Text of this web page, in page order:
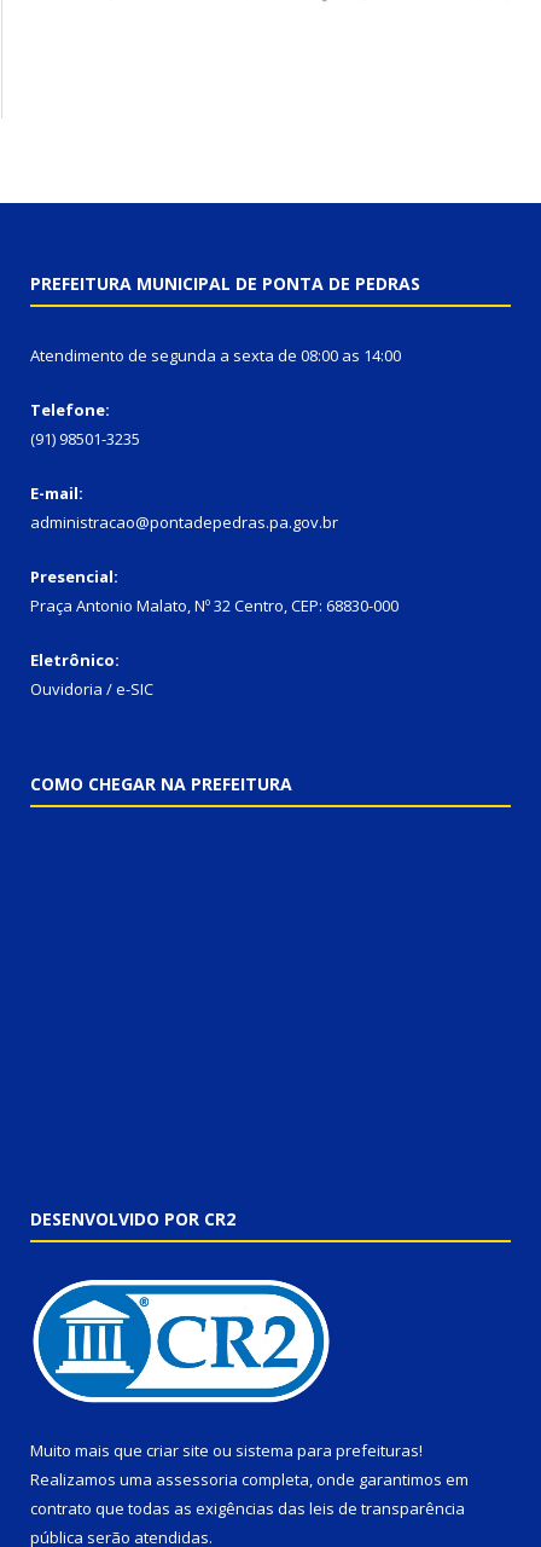
PREFEITURA MUNICIPAL DE PONTA DE PEDRAS
Atendimento de segunda a sexta de 08:00 as 14:00
Telefone:
(91) 98501-3235
E-mail:
administracao@pontadepedras.pa.gov.br
Presencial:
Praça Antonio Malato, Nº 32 Centro, CEP: 68830-000
Eletrônico:
Ouvidoria / e-SIC
COMO CHEGAR NA PREFEITURA
DESENVOLVIDO POR CR2
Muito mais que criar site ou sistema para prefeituras!
Realizamos uma assessoria completa, onde garantimos em
contrato que todas as exigências das leis de transparência
pública serão atendidas.